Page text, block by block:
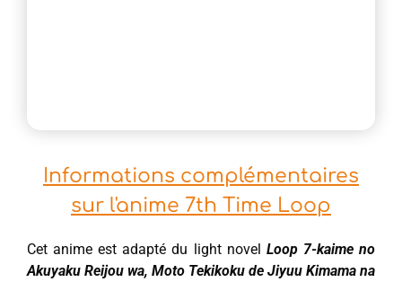
Informations complémentaires
sur l'anime 7th Time Loop
Cet anime est adapté du light novel Loop 7-kaime no
Akuyaku Reijou wa, Moto Tekikoku de Jiyuu Kimama na